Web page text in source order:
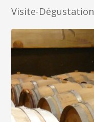
Visite-Dégustation